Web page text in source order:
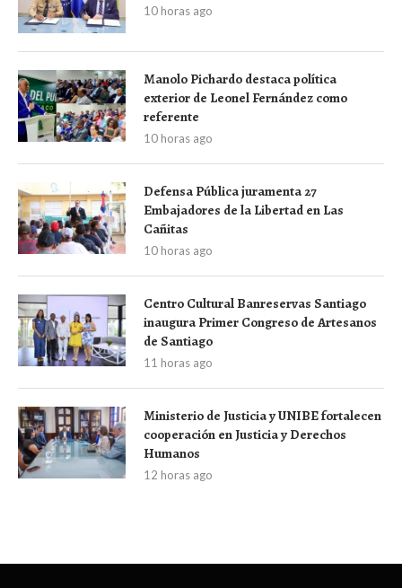
10 horas ago
Manolo Pichardo destaca política
exterior de Leonel Fernández como
referente
10 horas ago
Defensa Pública juramenta 27
Embajadores de la Libertad en Las
Cañitas
10 horas ago
Centro Cultural Banreservas Santiago
inaugura Primer Congreso de Artesanos
de Santiago
11 horas ago
Ministerio de Justicia y UNIBE fortalecen
cooperación en Justicia y Derechos
Humanos
12 horas ago